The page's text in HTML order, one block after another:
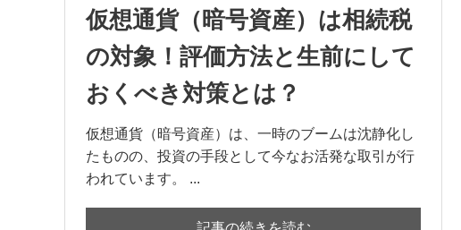
仮想通貨（暗号資産）は相続税
の対象！評価方法と生前にして
おくべき対策とは？
仮想通貨（暗号資産）は、一時のブームは沈静化し
たものの、投資の手段として今なお活発な取引が行
われています。 ...